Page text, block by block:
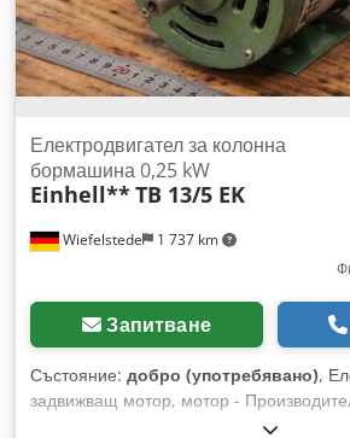
Wiefelstede 1 737 km
Електродвигател за колонна
бормашина 0,25 kW
Einhell**TB 13/5 EK
Запитване
Състояние: добро (употребявано),
задвижващ мотор, мотор -
електродвигател от колонна